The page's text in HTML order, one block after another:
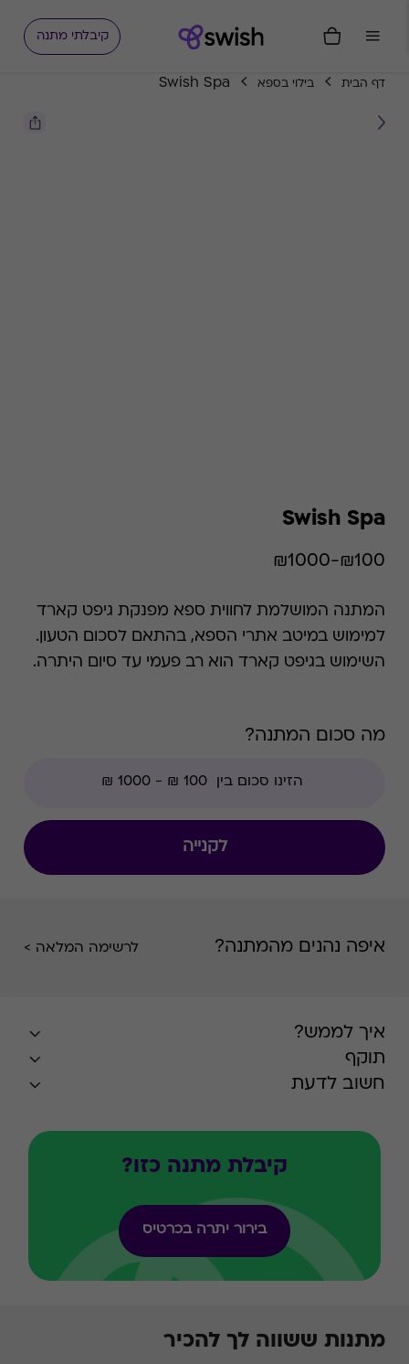
קיבלתי מתנה
דף הבית בילוי בספא Swish Spa
Swish Spa
₪100-₪1000
המתנה המושלמת לחווית ספא מפנקת גיפט קארד
למימוש במיטב אתרי הספא, בהתאם לסכום הטעון.
השימוש בגיפט קארד הוא רב פעמי עד סיום היתרה.
מה סכום המתנה?
לקנייה
איפה נהנים מהמתנה? לרשימה המלאה >
איך לממש?
תוקף
חשוב לדעת
קיבלת מתנה כזו?
בירור יתרה בכרטיס
מתנות ששווה לך להכיר